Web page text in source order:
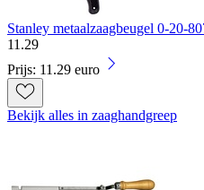
Stanley metaalzaagbeugel 0-20-
11 .29
Prijs: 11.29 euro
Bekijk alles in zaaghandgreep